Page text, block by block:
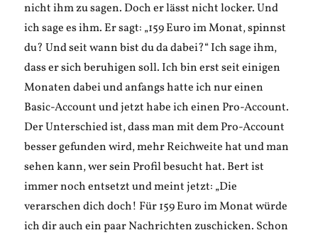
nicht ihm zu sagen. Doch er lässt nicht locker. Und
ich sage es ihm. Er sagt: „159 Euro im Monat, spinnst
du? Und seit wann bist du da dabei?“ Ich sage ihm,
dass er sich beruhigen soll. Ich bin erst seit einigen
Monaten dabei und anfangs hatte ich nur einen
Basic-Account und jetzt habe ich einen Pro-Account.
Der Unterschied ist, dass man mit dem Pro-Account
besser gefunden wird, mehr Reichweite hat und man
sehen kann, wer sein Profil besucht hat. Bert ist
immer noch entsetzt und meint jetzt: „Die
verarschen dich doch! Für 159 Euro im Monat würde
ich dir auch ein paar Nachrichten zuschicken. Schon